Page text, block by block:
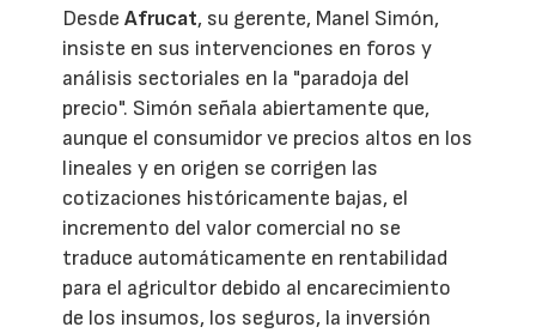
DesdeAfrucat, su gerente, Manel Simón,
insiste en sus intervenciones en foros y
análisis sectoriales en la "paradoja del
precio". Simón señala abiertamente que,
aunque el consumidor ve precios altos en los
lineales y en origen se corrigen las
cotizaciones históricamente bajas, el
incremento del valor comercial no se
traduce automáticamente en rentabilidad
para el agricultor debido al encarecimiento
de los insumos, los seguros, la inversión